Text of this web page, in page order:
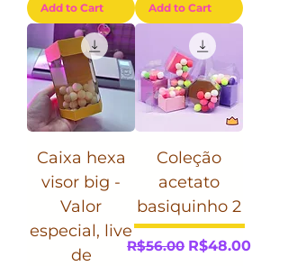
Add to Cart Add to Cart
Caixa hexa
visor big -
Valor
especial, live
de
Coleção
acetato
basiquinho 2
Regular Price
R$56.00 Sale Price
R$48.00